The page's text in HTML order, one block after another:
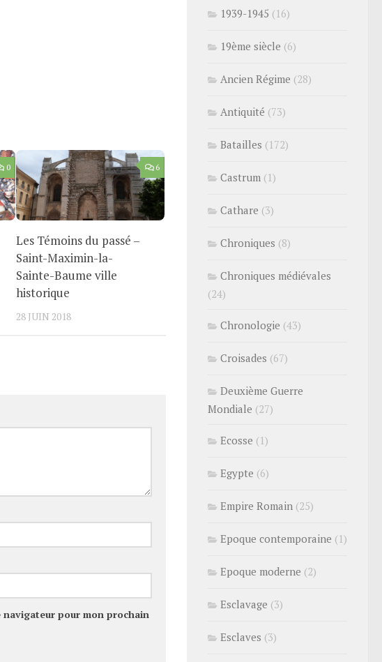
0 6
Les Témoins du passé –
Saint-Maximin-la-
Sainte-Baume ville
historique
28 JUIN 2018
pour mon prochain
1939-1945 (16)
19ème siècle (6)
Ancien Régime (28)
Antiquité (73)
Batailles (172)
Castrum (1)
Cathare (3)
Chroniques (8)
Chroniques médiévales
(24)
Chronologie (43)
Croisades (67)
Deuxième Guerre
Mondiale (27)
Ecosse (1)
Egypte (6)
Empire Romain (25)
Epoque contemporaine (1)
Epoque moderne (2)
Esclavage (3)
Esclaves (3)